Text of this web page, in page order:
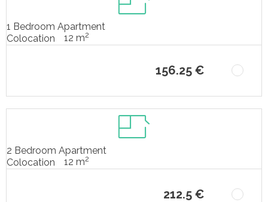
1 Bedroom Apartment
Colocation
12 m2
156.25 €
2 Bedroom Apartment
Colocation
12 m2
212.5 €